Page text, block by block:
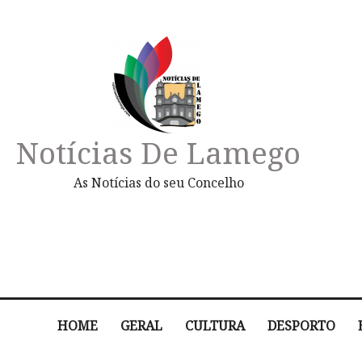
Notícias De Lamego
As Notícias do seu Concelho
HOME GERAL CULTURA DESPORTO